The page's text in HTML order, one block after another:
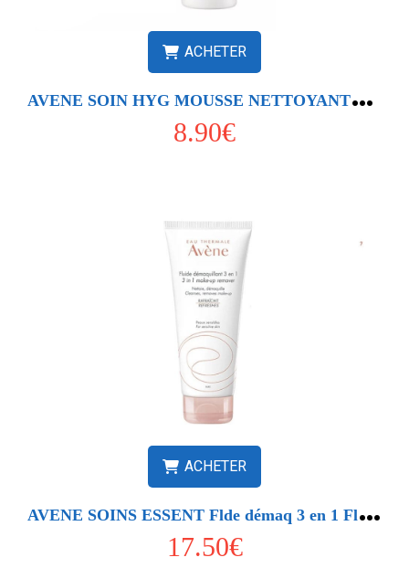
ACHETER
A
VENE SOIN HYG MOUSSE NETTOYANTE 50ML
8.90€
ACHETER
A
VENE SOINS ESSENT Flde démaq 3 en 1 Fl 200ml
17.50€